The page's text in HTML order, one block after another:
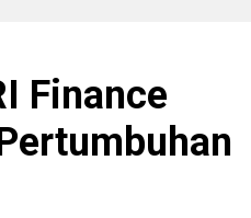
Finance